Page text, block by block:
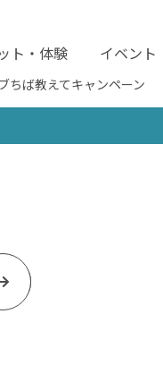
ト・体験 イベント
ちば教えてキャンペーン